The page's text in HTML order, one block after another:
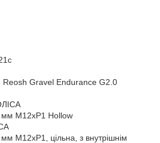
Gravel Endurance G2.0
мм M12xP1 Hollow
M12xP1, цільна, з внутрішнім